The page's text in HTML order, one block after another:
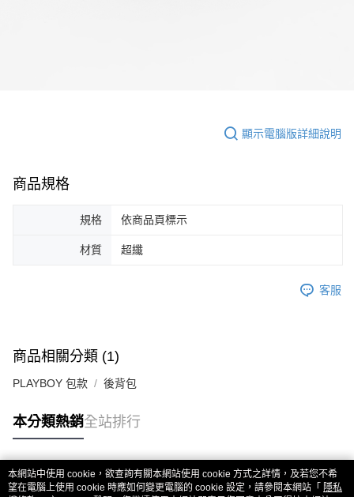
顯示電腦版詳細說明
商品規格
規格 依商品頁標示
材質 超纖
客服
商品相關分類 (1)
PLAYBOY 包款 後背包
本分類熱銷全站排行
熱門標籤
本網站中使用 cookie，欲查詢有關本網站使用 cookie 方式之詳情，及若您不希
望在電腦上使用 cookie 時應如何變更電腦的 cookie 設定，請參閱本網站「 隱私